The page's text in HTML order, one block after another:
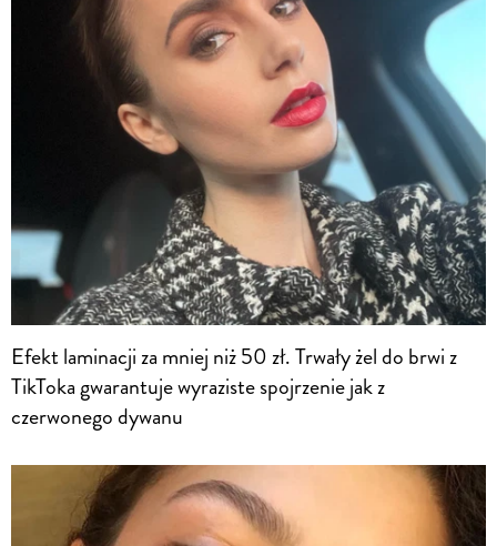
Efekt laminacji za mniej niż 50 zł. Trwały żel do brwi z
TikToka gwarantuje wyraziste spojrzenie jak z
czerwonego dywanu